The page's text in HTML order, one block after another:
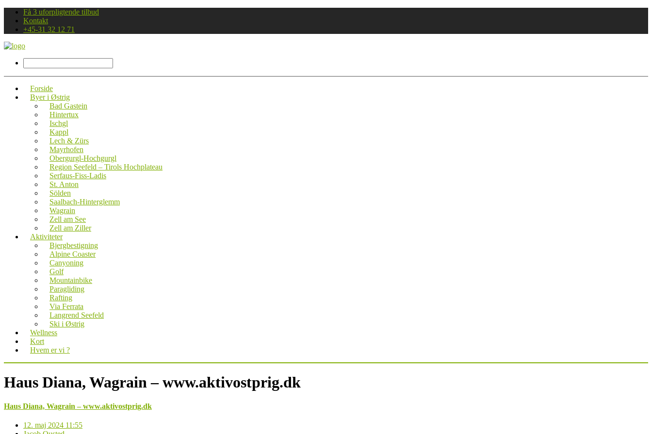
Få 3 uforpligtende tilbud
Kontakt
+45-31 32 12 71
Forside
Byer i Østrig
Bad Gastein
Hintertux
Ischgl
Kappl
Lech & Zürs
Mayrhofen
Obergurgl-Hochgurgl
Region Seefeld – Tirols Hochplateau
Serfaus-Fiss-Ladis
St. Anton
Sölden
Saalbach-Hinterglemm
Wagrain
Zell am See
Zell am Ziller
Aktiviteter
Bjergbestigning
Alpine Coaster
Canyoning
Golf
Mountainbike
Paragliding
Rafting
Via Ferrata
Langrend Seefeld
Ski i Østrig
Wellness
Kort
Hvem er vi ?
Haus Diana, Wagrain – www.aktivostprig.dk
Haus Diana, Wagrain – www.aktivostprig.dk
12. maj 2024 11:55